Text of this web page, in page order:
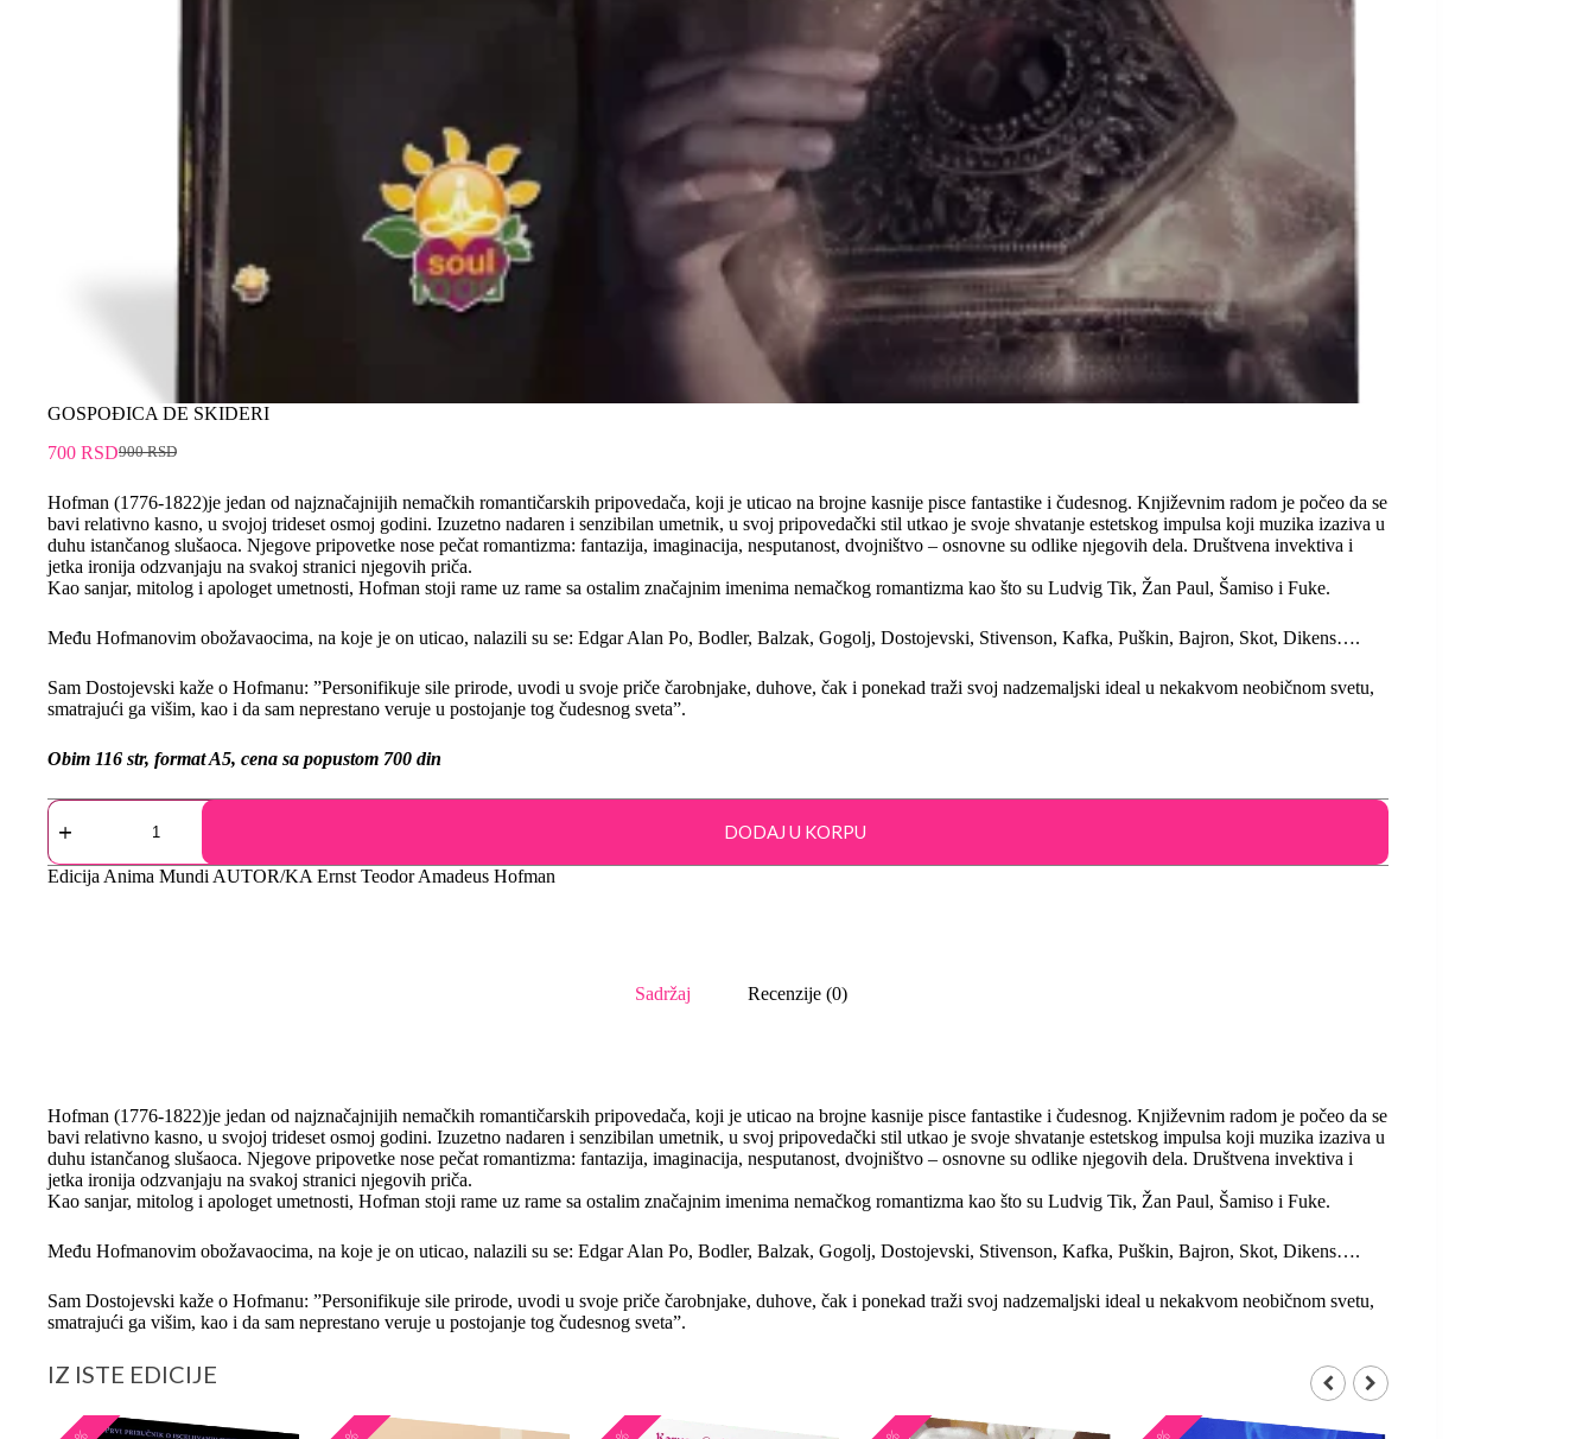
GOSPOĐICA DE SKIDERI
900RSD
700 RSD
Hofman (1776-1822)je jedan od najznačajnijih nemačkih romantičarskih pripovedača, koji je uticao na brojne kasnije pisce fantastike i čudesnog. Književnim radom je počeo da se
bavi relativno kasno, u svojoj trideset osmoj godini. Izuzetno nadaren i senzibilan umetnik, u svoj pripovedački stil utkao je svoje shvatanje estetskog impulsa koji muzika izaziva u
duhu istančanog slušaoca. Njegove pripovetke nose pečat romantizma: fantazija, imaginacija, nesputanost, dvojništvo – osnovne su odlike njegovih dela. Društvena invektiva i
jetka ironija odzvanjaju na svakoj stranici njegovih priča.
Kao sanjar, mitolog i apologet umetnosti, Hofman stoji rame uz rame sa ostalim značajnim imenima nemačkog romantizma kao što su Ludvig Tik, Žan Paul, Šamiso i Fuke.
Među Hofmanovim obožavaocima, na koje je on uticao, nalazili su se: Edgar Alan Po, Bodler, Balzak, Gogolj, Dostojevski, Stivenson, Kafka, Puškin, Bajron, Skot, Dikens….
Sam Dostojevski kaže o Hofmanu: ”Personifikuje sile prirode, uvodi u svoje priče čarobnjake, duhove, čak i ponekad traži svoj nadzemaljski ideal u nekakvom neobičnom svetu,
smatrajući ga višim, kao i da sam neprestano veruje u postojanje tog čudesnog sveta”.
Obim 116 str, format A5, cena sa popustom 700 din
DODAJ U KORPU
Edicija Anima Mundi AUTOR/KA Ernst Teodor Amadeus Hofman
Sadržaj Recenzije (0)
Hofman (1776-1822)je jedan od najznačajnijih nemačkih romantičarskih pripovedača, koji je uticao na brojne kasnije pisce fantastike i čudesnog. Književnim radom je počeo da se
bavi relativno kasno, u svojoj trideset osmoj godini. Izuzetno nadaren i senzibilan umetnik, u svoj pripovedački stil utkao je svoje shvatanje estetskog impulsa koji muzika izaziva u
duhu istančanog slušaoca. Njegove pripovetke nose pečat romantizma: fantazija, imaginacija, nesputanost, dvojništvo – osnovne su odlike njegovih dela. Društvena invektiva i
jetka ironija odzvanjaju na svakoj stranici njegovih priča.
Kao sanjar, mitolog i apologet umetnosti, Hofman stoji rame uz rame sa ostalim značajnim imenima nemačkog romantizma kao što su Ludvig Tik, Žan Paul, Šamiso i Fuke.
Među Hofmanovim obožavaocima, na koje je on uticao, nalazili su se: Edgar Alan Po, Bodler, Balzak, Gogolj, Dostojevski, Stivenson, Kafka, Puškin, Bajron, Skot, Dikens….
Sam Dostojevski kaže o Hofmanu: ”Personifikuje sile prirode, uvodi u svoje priče čarobnjake, duhove, čak i ponekad traži svoj nadzemaljski ideal u nekakvom neobičnom svetu,
smatrajući ga višim, kao i da sam neprestano veruje u postojanje tog čudesnog sveta”.
IZ ISTE EDICIJE